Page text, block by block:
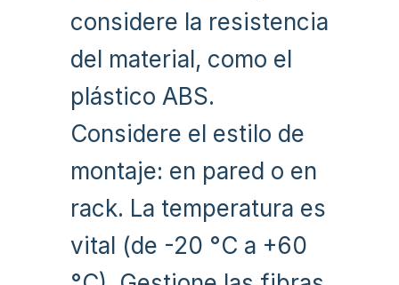
considere la resistencia
del material, como el
plástico ABS.
Considere el estilo de
montaje: en pared o en
rack. La temperatura es
vital (de -20 °C a +60